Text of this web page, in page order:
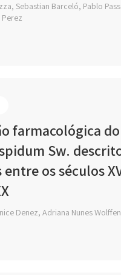
Sebastian Barceló, Pablo
Perez
farmacológica
Sw.
os séculos
Denez, Adriana Nunes